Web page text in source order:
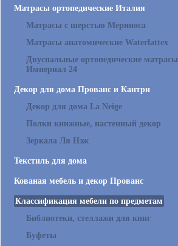
Матрасы ортопедические Италия
Матрасы с шерстью Мериноса
Матрасы анатомические Waterlattex
Двуспальные ортопедические матрасы
Империал 24
Декор для дома Прованс и Кантри
Декор для дома La Neige
Полки книжные, настенный декор
Зеркала Ля Нэж
Текстиль для дома
Кованая мебель и декор Прованс
Классификация мебели по предметам
Библиотеки, стеллажи для книг
Буфеты